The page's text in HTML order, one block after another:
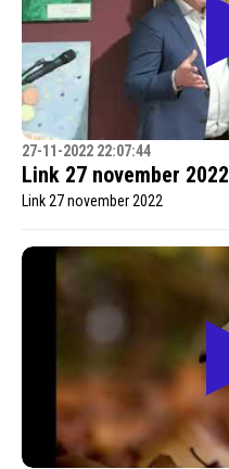
27-11-2022 22:07:44
Link 27 november 2022
Link 27 november 2022